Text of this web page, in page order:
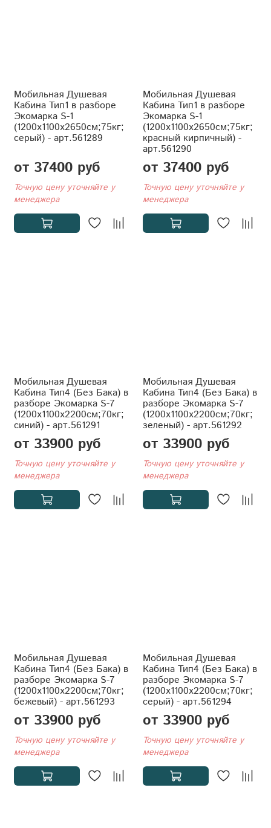
Мобильная Душевая
Кабина Тип1 в разборе
Экомарка S-1
(1200x1100x2650см;75кг;
серый) - арт.561289
от 37400 руб
Точную цену уточняйте у
менеджера
Мобильная Душевая
Кабина Тип1 в разборе
Экомарка S-1
(1200x1100x2650см;75кг;
красный кирпичный) -
арт.561290
от 37400 руб
Точную цену уточняйте у
менеджера
Мобильная Душевая
Кабина Тип4 (Без Бака) в
разборе Экомарка S-7
(1200x1100x2200см;70кг;
синий) - арт.561291
от 33900 руб
Точную цену уточняйте у
менеджера
Мобильная Душевая
Кабина Тип4 (Без Бака) в
разборе Экомарка S-7
(1200x1100x2200см;70кг;
зеленый) - арт.561292
от 33900 руб
Точную цену уточняйте у
менеджера
Мобильная Душевая
Кабина Тип4 (Без Бака) в
разборе Экомарка S-7
(1200x1100x2200см;70кг;
бежевый) - арт.561293
от 33900 руб
Точную цену уточняйте у
менеджера
Мобильная Душевая
Кабина Тип4 (Без Бака) в
разборе Экомарка S-7
(1200x1100x2200см;70кг;
серый) - арт.561294
от 33900 руб
Точную цену уточняйте у
менеджера